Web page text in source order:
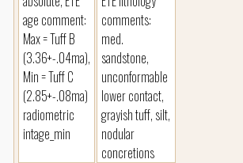
age comment:
Max = Tuff B
(3.36+-.04ma),
Min = Tuff C
(2.85+-.08ma)
radiometric
intage_min
comments:
med.
sandstone,
unconformable
lower contact,
grayish tuff, silt,
nodular
concretions